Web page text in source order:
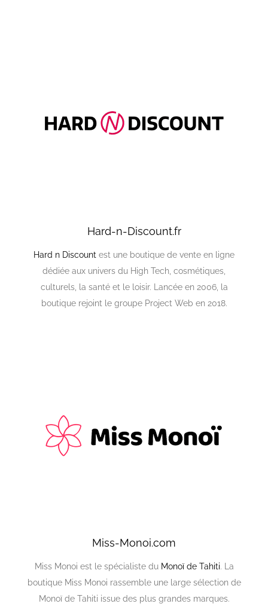
Hard-n-Discount.fr
Hard n Discount est une boutique de vente en ligne
dédiée aux univers du High Tech, cosmétiques,
culturels, la santé et le loisir. Lancée en 2006, la
boutique rejoint le groupe Project Web en 2018.
Miss-Monoi.com
Miss Monoi est le spécialiste du Monoï de Tahiti. La
boutique Miss Monoi rassemble une large sélection de
Monoï de Tahiti issue des plus grandes marques.